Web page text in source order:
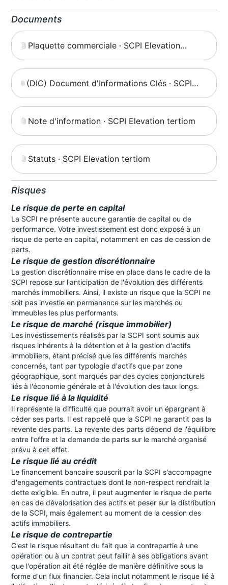
Documents
Plaquette commerciale · SCPI Elevation
tertiom
(DIC) Document d'Informations Clés · SCPI
Elevation tertiom
Note d'information · SCPI Elevation tertiom
Statuts · SCPI Elevation tertiom
Risques
Le risque de perte en capital
La SCPI ne présente aucune garantie de capital ou de
performance. Votre investissement est donc exposé à un
risque de perte en capital, notamment en cas de cession de
parts.
Le risque de gestion discrétionnaire
La gestion discrétionnaire mise en place dans le cadre de la
SCPI repose sur l'anticipation de l'évolution des différents
marchés immobiliers. Ainsi, il existe un risque que la SCPI ne
soit pas investie en permanence sur les marchés ou
immeubles les plus performants.
Le risque de marché (risque immobilier)
Les investissements réalisés par la SCPI sont soumis aux
risques inhérents à la détention et à la gestion d'actifs
immobiliers, étant précisé que les différents marchés
concernés, tant par typologie d'actifs que par zone
géographique, sont marqués par des cycles conjoncturels
liés à l'économie générale et à l'évolution des taux longs.
Le risque lié à la liquidité
Il représente la difficulté que pourrait avoir un épargnant à
céder ses parts. Il est rappelé que la SCPI ne garantit pas la
revente des parts. La revente des parts dépend de l'équilibre
entre l'offre et la demande de parts sur le marché organisé
prévu à cet effet.
Le risque lié au crédit
Le financement bancaire souscrit par la SCPI s'accompagne
d'engagements contractuels dont le non-respect rendrait la
dette exigible. En outre, il peut augmenter le risque de perte
en cas de dévalorisation des actifs et peser sur la distribution
de la SCPI, mais également au moment de la cession des
actifs immobiliers.
Le risque de contrepartie
C'est le risque résultant du fait que la contrepartie à une
opération ou à un contrat peut faillir à ses obligations avant
que l'opération ait été réglée de manière définitive sous la
forme d'un flux financier. Cela inclut notamment le risque lié à